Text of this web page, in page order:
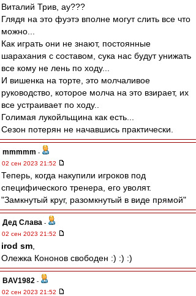
Виталий Трив, ау???
Глядя на это фуэтэ вполне могут слить все что
можно...
Как играть они не знают, постоянные
шарахания с составом, сука нас будут унижать
все кому не лень по ходу...
И вишенка на торте, это молчаливое
руководство, которое молча на это взирает, их
все устраивает по ходу..
Голимая лукойльщина как есть...
Сезон потерян не начавшись практически.
mmmmm -
02 сен 2023 21:52
Теперь, когда накупили игроков под
специфического тренера, его уволят.
"Замкнутый круг, разомкнутый в виде прямой"
Дед Слава -
02 сен 2023 21:52
irod sm
Олежка Кононов свободен :) :) :)
BAV1982 -
02 сен 2023 21:52